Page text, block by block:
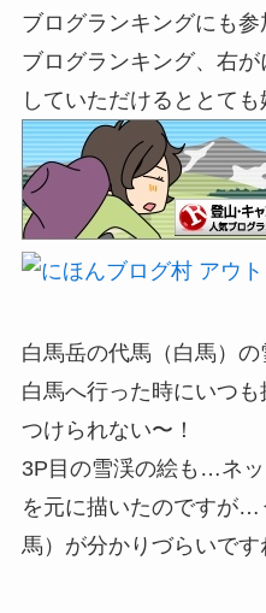
ブログランキングにも
ブログランキング、右
していただけるととても
白馬岳の代馬（白馬） の
白馬へ行った時にいつ
つけられない〜！
3P目の雪渓の絵も…ネ
を元に描いたのですが…
馬） が分かりづらいです